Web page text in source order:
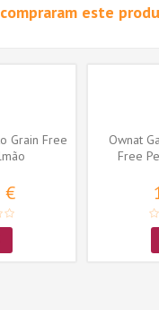
este
Grain Free
€
Ownat
Free